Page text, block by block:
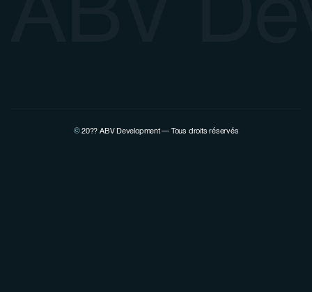
© 20?? ABV Development — Tous droits réservés